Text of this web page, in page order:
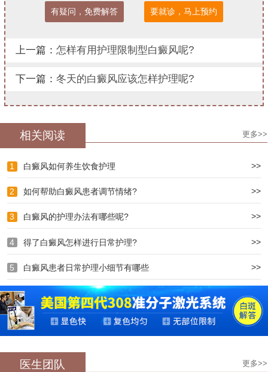
有疑问，免费解答 要就诊，马上预约
上一篇： 怎样有用护理限制型白癜风呢?
下一篇： 冬天的白癜风应该怎样护理呢?
相关阅读 更多>>
1 白癜风如何养生饮食护理 >>
2 如何帮助白癜风患者调节情绪? >>
3 白癜风的护理办法有哪些呢? >>
4 得了白癜风怎样进行日常护理? >>
5 白癜风患者日常护理小细节有哪些 >>
医生团队 更多>>